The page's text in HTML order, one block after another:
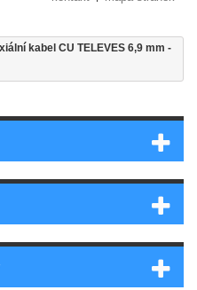
kabel CU TELEVES 6,9 mm -